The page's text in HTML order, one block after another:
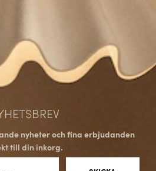
nyheter och fina erbjudanden
till din inkorg.